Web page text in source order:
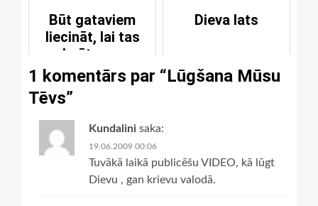
Būt gataviem
liecināt, lai tas
maksātu mums
ko maksādams
Dieva lats
1 komentārs par “Lūgšana Mūsu
Tēvs”
Kundalini saka:
19.06.2009 00:06
Tuvākā laikā publicēšu VIDEO, kā lūgt
Dievu , gan krievu valodā.